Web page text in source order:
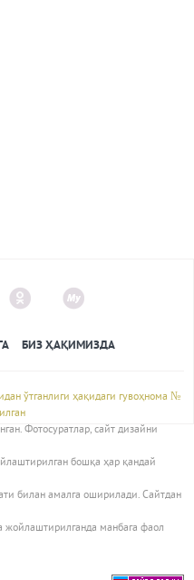
БИЗ ҲАҚИМИЗДА
ўтганлиги ҳақидаги гувоҳнома №
Фотосуратлар, сайт дизайни
бошқа ҳар қандай
билан амалга оширилади. Сайтдан
жойлаштирилганда манбага фаол